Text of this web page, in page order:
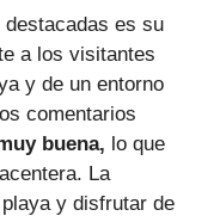
es su
a los visitantes
y de un entorno
comentarios
buena, lo que
La
y disfrutar de